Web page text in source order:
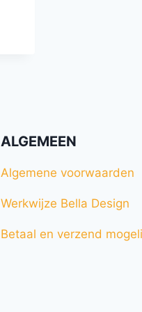
ALGEMEEN
Algemene voorwaarden
Werkwijze Bella Design
Betaal en verzend